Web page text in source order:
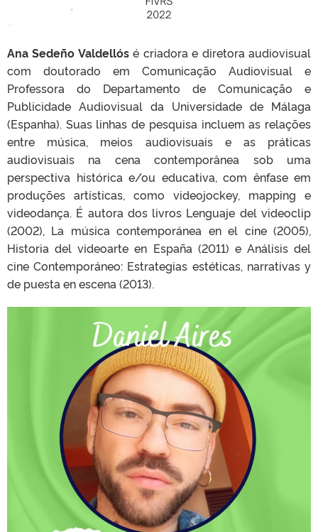
Ana Sedeño Valdellósé criadora e diretora audiovisual
com doutorado em Comunicação Audiovisual e
Professora do Departamento de Comunicação e
Publicidade Audiovisual da Universidade de Málaga
(Espanha). Suas linhas de pesquisa incluem as relações
entre música, meios audiovisuais e as práticas
audiovisuais na cena contemporânea sob uma
perspectiva histórica e/ou educativa, com ênfase em
produções artísticas, como videojockey, mapping e
videodança. É autora dos livros Lenguaje del videoclip
(2002), La música contemporánea en el cine (2005),
Historia del videoarte en España (2011) e Análisis del
cine Contemporáneo: Estrategias estéticas, narrativas y
de puesta en escena (2013).